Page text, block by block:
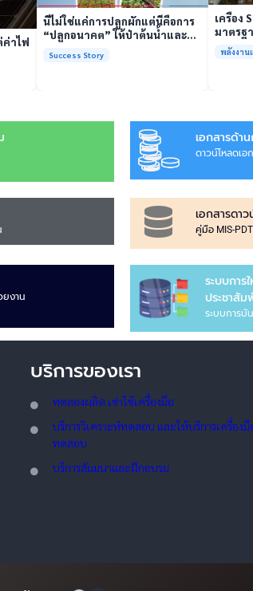
ค่าไฟ
นี่ไม่ใช่แค่การปลูกผักแต่นี่คือการ
“ปลูกอนาคต” ให้ป่าต้นน้ำและ
Success Story
เครื่อง
มาตรฐ
รับรอง
พร้อม
พลังงาน
เอกสารด้าน
ดาวน์โหลดเอ
เอกสารดา
คู่มือ MIS-
ยงาน
ระบบการ
ประชาสัม
ระบบการบั
บริการของเรา
ทดลองผลิต เช่าใช้เครื่องมือ
บริการวิเคราะห์ทดสอบ และให้บริการเครื่องมื
ทดสอบ
บริการสัมมนาและฝึกอบรม